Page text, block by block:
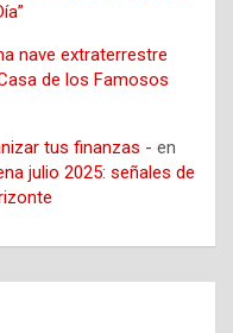
nave extraterrestre
de los Famosos
tus finanzas - en
julio 2025: señales de